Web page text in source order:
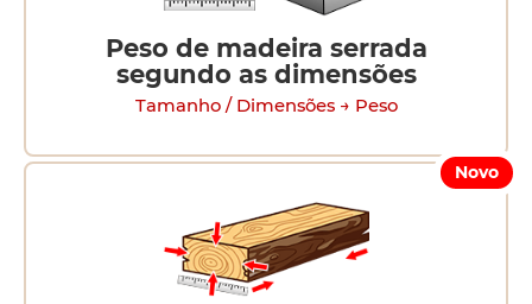
Peso de madeira serrada
segundo as dimensões
Tamanho / Dimensões → Peso
Novo